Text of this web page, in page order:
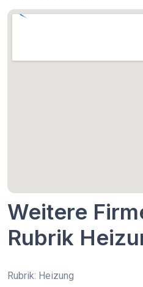
Weitere
Rubrik
Rubrik: Heizung